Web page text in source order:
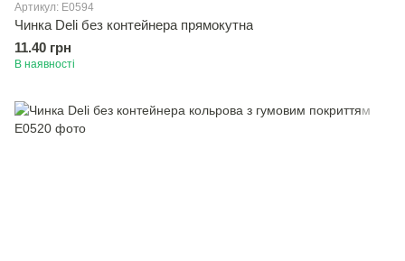
Артикул: E0594
Чинка Deli без контейнера прямокутна
11.40 грн
В наявності